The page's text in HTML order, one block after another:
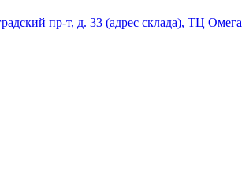
пр-т, д. 33 (адрес склада), ТЦ Омега